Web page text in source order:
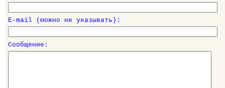
E-mail (можно не указывать):
Сообщение: